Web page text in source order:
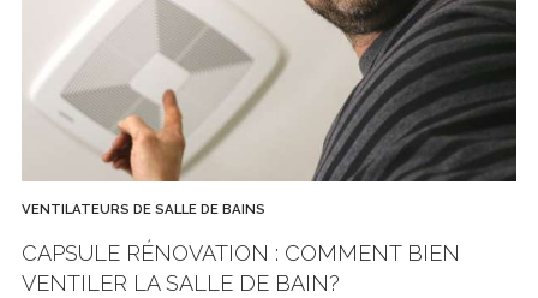
VENTILATEURS DE SALLE DE BAINS
CAPSULE RÉNOVATION : COMMENT BIEN
VENTILER LA SALLE DE BAIN?